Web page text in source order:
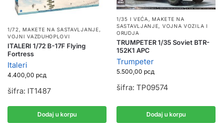
1/72,MAKETE NA SASTAVLJANJE,
VOJNI VAZDUHOPLOVI
ITALERI 1/72 B-17F Flying
Fortress
Italeri
4.400,00 рсд
šifra: IT1487
Dodaj u korpu
1/35 I VEĆA ,MAKETE NA
SASTAVLJANJE, VOJNA VOZILA I
ORUDJA
TRUMPETER 1/35 Soviet BTR-
152K1 APC
Trumpeter
5.500,00 рсд
šifra: TP09574
Dodaj u korpu